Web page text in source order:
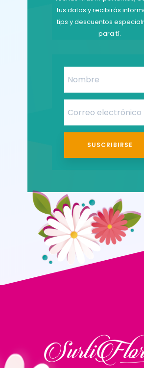
tus datos y recibirás
tips y descuentos
para tí.
SUSCRIBIRSE